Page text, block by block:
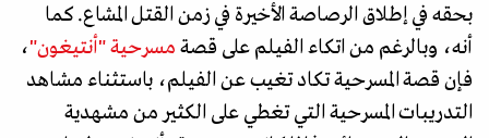
بحقه في إطلاق الرصاصة الأخيرة في زمن القتل المشاع. كما
أنه، وبالرغم من اتكاء الفيلم على قصة مسرحية "أنتيغون"،
فإن قصة المسرحية تكاد تغيب عن الفيلم، باستثناء مشاهد
التدريبات المسرحية التي تغطي على الكثير من مشهدية